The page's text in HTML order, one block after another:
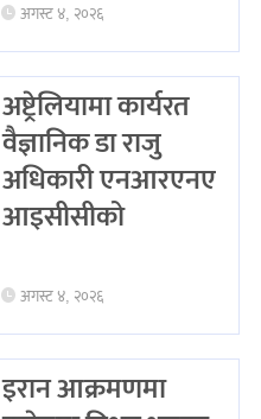
अगस्ट ४, २०२६
अष्ट्रेलियामा कार्यरत
वैज्ञानिक डा राजु
अधिकारी एनआरएनए
आइसीसीको
अगस्ट ४, २०२६
इरान आक्रमणमा